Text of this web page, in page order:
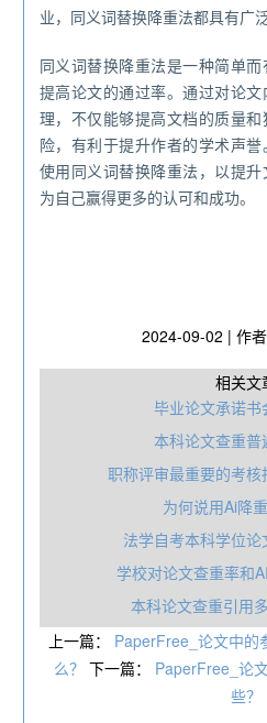
业，同义词替换降重法都具有广
同义词替换降重法是一种简单
提高论文的通过率。通过对论
理，不仅能够提高文档的质量
险，有利于提升作者的学术声
使用同义词替换降重法，以提升
为自己赢得更多的认可和成功。
2024-09-02 | 作
相关文
毕业论文承诺书
本科论文查重普
职称评审最重要的考核
为何说用Ai降
法学自考本科学位论
学校对论文查重率和
本科论文查重引用
上一篇： PaperFree_论文中的
么？ 下一篇： PaperFree_论
些？